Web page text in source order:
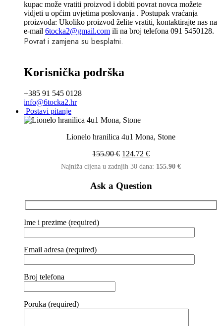
kupac može vratiti proizvod i dobiti povrat novca možete
vidjeti u općim uvjetima poslovanja . Postupak vraćanja
proizvoda: Ukoliko proizvod želite vratiti, kontaktirajte nas na
e-mail 6tocka2@gmail.com ili na broj telefona 091 5450128.
Povrat i zamjena su besplatni.
Korisnička podrška
+385 91 545 0128
info@6tocka2.hr
Postavi pitanje
Lionelo hranilica 4u1 Mona, Stone
155.90€ 124.72 €
Najniža cijena u zadnjih 30 dana: 155.90 €
Ask a Question
Ime i prezime (required)
Email adresa (required)
Broj telefona
Poruka (required)